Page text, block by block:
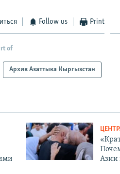
Follow us Print
of
Архив Азаттыка Кыргызстан
Азии